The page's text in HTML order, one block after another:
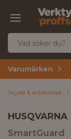
Varumärken
Skydd & arbetskläder
HUSQVARNA
SmartGuard